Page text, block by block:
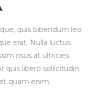
quis bibendum leo
erat. Nulla luctus
risus at ultricies
quis libero sollicitudin
quam enim.